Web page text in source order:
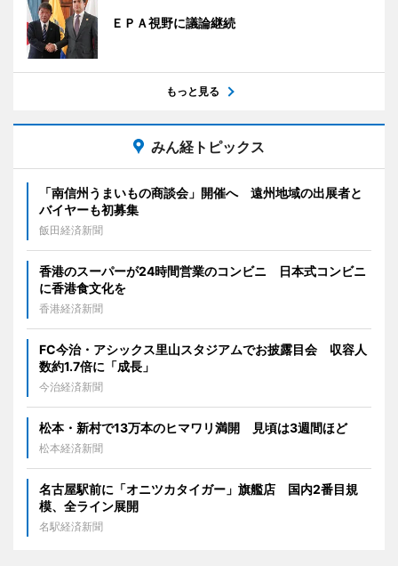
ＥＰＡ視野に議論継続
もっと見る
みん経トピックス
「南信州うまいもの商談会」開催へ 遠州地域の出展者と
バイヤーも初募集
飯田経済新聞
香港のスーパーが24時間営業のコンビニ 日本式コンビニ
に香港食文化を
香港経済新聞
FC今治・アシックス里山スタジアムでお披露目会 収容人
数約1.7倍に「成長」
今治経済新聞
松本・新村で13万本のヒマワリ満開 見頃は3週間ほど
松本経済新聞
名古屋駅前に「オニツカタイガー」旗艦店 国内2番目規
模、全ライン展開
名駅経済新聞